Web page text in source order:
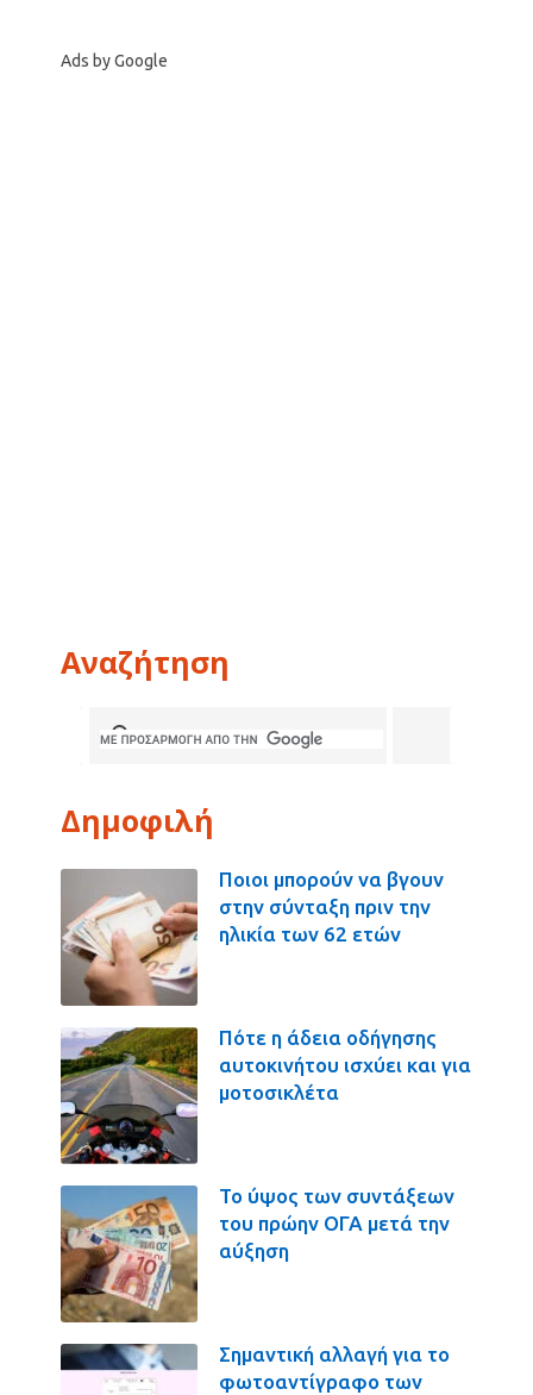
Ads by Google
Αναζήτηση
Δημοφιλή
Ποιοι μπορούν να βγουν
στην σύνταξη πριν την
ηλικία των 62 ετών
Πότε η άδεια οδήγησης
αυτοκινήτου ισχύει και για
μοτοσικλέτα
Το ύψος των συντάξεων
του πρώην ΟΓΑ μετά την
αύξηση
Σημαντική αλλαγή για το
φωτοαντίγραφο των